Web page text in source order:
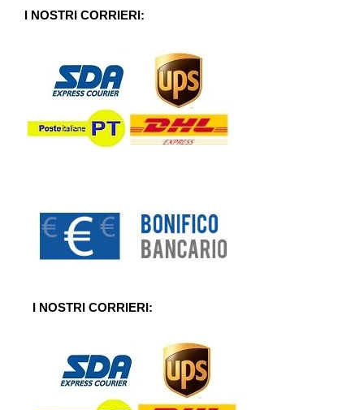
5I NOSTRI CORRIERI:
I NOSTRI CORRIERI: